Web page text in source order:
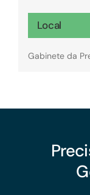
Local
Gabinete da